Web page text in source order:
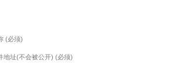
(必须)
地址(不会被公开) (必须)